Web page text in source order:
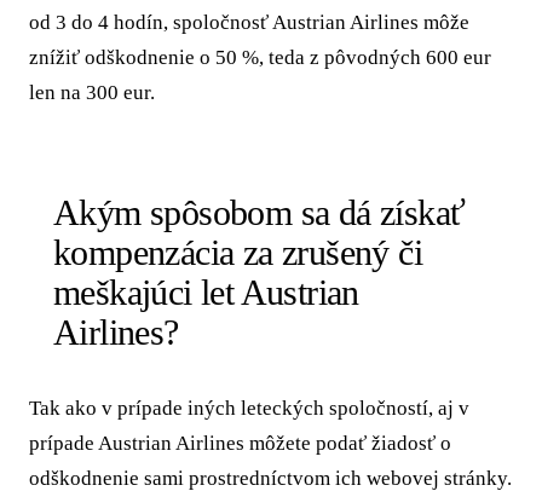
od 3 do 4 hodín, spoločnosť Austrian Airlines môže
znížiť odškodnenie o 50 %, teda z pôvodných 600 eur
len na 300 eur.
Akým spôsobom sa dá získať
kompenzácia za zrušený či
meškajúci let Austrian
Airlines?
Tak ako v prípade iných leteckých spoločností, aj v
prípade Austrian Airlines môžete podať žiadosť o
odškodnenie sami prostredníctvom ich webovej stránky.